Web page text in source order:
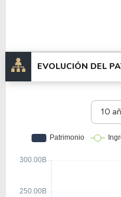
EVOLUCIÓN DEL
10